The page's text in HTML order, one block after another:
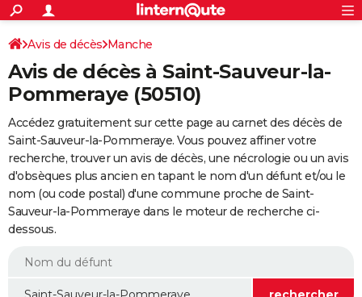
ACTUALITÉS
Politique
Société
Faits Divers
Education
Monde
Villes
+
SPORT
Coupe du monde 2026
Football
Tennis
Cyclisme
Rugby
Forum
FINANCE
Retraite
Impôts
Epargne
Immobilier
Risques naturels par ville
Banque
Assurance
Crédit
Essais
Réserver un essai
Citadines
Berlines
SUV
Forum auto
+
HIGH-TECH
Mobiles
Meilleur smartphone
Internet
Ordinateurs
Jeux vidéo
Guide high-tech
+
BRICOLAGE
Avis de décès Manche
Avis de décès à Saint-Sauveur-la-
Pommeraye (50510)
Accédez gratuitement sur cette page au carnet des décès de
Saint-Sauveur-la-Pommeraye. Vous pouvez affiner votre
recherche, trouver un avis de décès, une nécrologie ou un avis
d'obsèques plus ancien en tapant le nom d'un défunt et/ou le
nom (ou code postal) d'une commune proche de Saint-
Sauveur-la-Pommeraye dans le moteur de recherche ci-
dessous.